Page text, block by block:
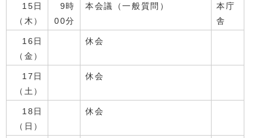
15日
（木）
9時
00分
本会議（一般質問）
本庁
舎
16日
（金）
休会
17日
（土）
休会
18日
（日）
休会